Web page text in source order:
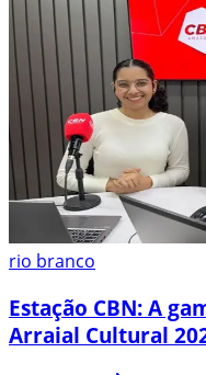
rio branco
Estação CBN: A
Arraial Cultural